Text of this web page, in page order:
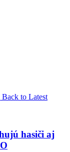
Back to Latest
hasiči aj